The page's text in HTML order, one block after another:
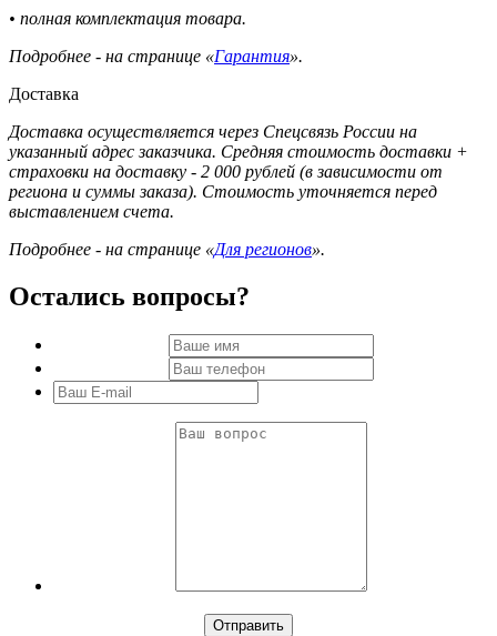
• полная комплектация товара.
Подробнее - на странице «Гарантия».
Доставка
Доставка осуществляется через Спецсвязь России на
указанный адрес заказчика. Средняя стоимость доставки +
страховки на доставку - 2 000 рублей (в зависимости от
региона и суммы заказа). Стоимость уточняется перед
выставлением счета.
Подробнее - на странице «Для регионов».
Остались вопросы?